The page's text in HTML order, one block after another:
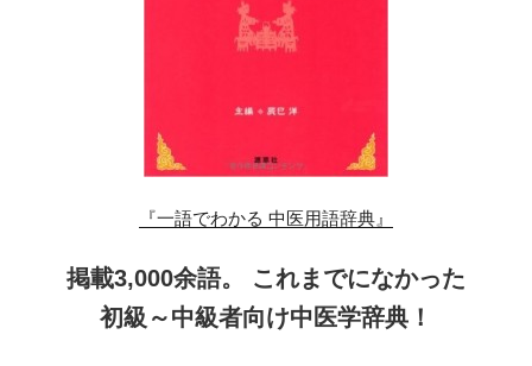
『一語でわかる 中医用語辞典』
掲載3,000余語。 これまでになかった
初級～中級者向け中医学辞典！